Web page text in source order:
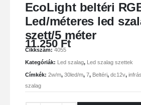
EcoLight beltéri
Led/méteres led
szett/5 méter
11.250Ft
Cikkszám: 4055
Kategóriák: Led szalag, Led szalag szettek
Címkék: 2w/m, 30led/m, 7, Beltéri, dc12v,
szalag